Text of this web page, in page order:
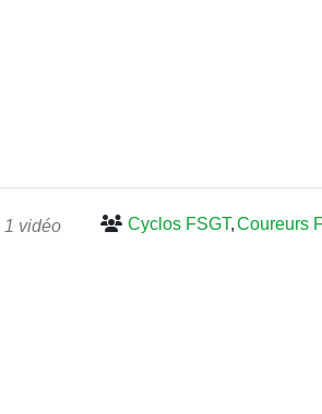
1 vidéo Cyclos FSGT Coureurs